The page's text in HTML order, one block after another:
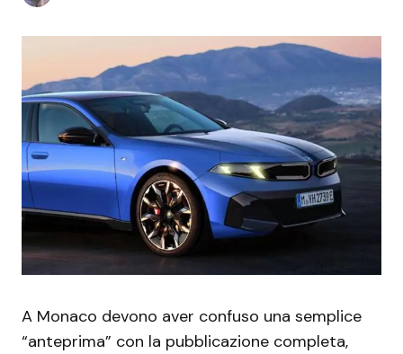
A Monaco devono aver confuso una semplice
“anteprima” con la pubblicazione completa,